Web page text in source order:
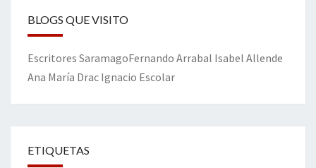
BLOGS QUE VISITO
Escritores SaramagoFernando Arrabal Isabel Allende
Ana María Drac Ignacio Escolar
ETIQUETAS